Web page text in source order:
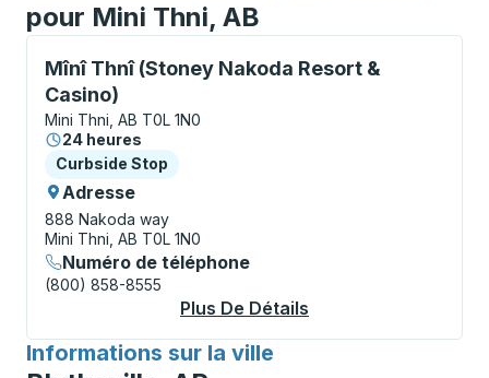
pour Mini Thni, AB
Mînî Thnî (Stoney Nakoda Resort &
Casino)
Curbside Stop, utilisez les touches fléchées ou la
Mini Thni, AB T0L 1N0
24 heures
Curbside Stop
Curbside Stop
Adresse
888 Nakoda way
Mini Thni, AB T0L 1N0
Numéro de téléphone
(800) 858-8555
Plus De Détails
Informations sur la ville
pour